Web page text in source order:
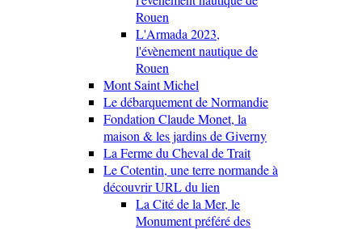
Rouen
L'Armada 2023,
l'évènement nautique de
Rouen
Mont Saint Michel
Le débarquement de Normandie
Fondation Claude Monet, la
maison & les jardins de Giverny
La Ferme du Cheval de Trait
Le Cotentin, une terre normande à
découvrir URL du lien
La Cité de la Mer, le
Monument préféré des